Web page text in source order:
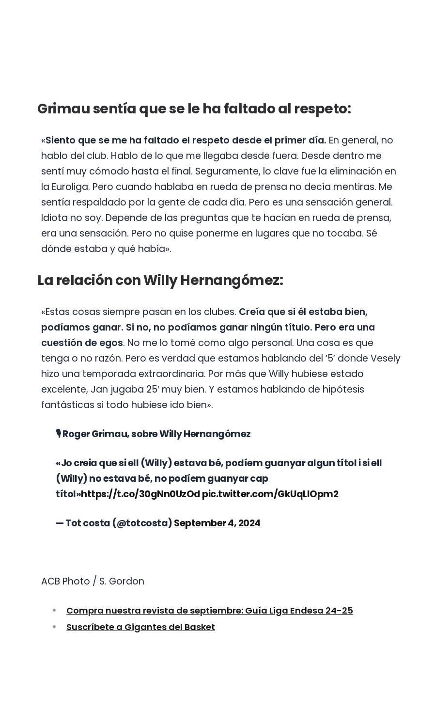
Grimau sentía que se le ha faltado al respeto:
«Siento que se me ha faltado el respeto desde el primer día. En general, no
hablo del club. Hablo de lo que me llegaba desde fuera. Desde dentro me
sentí muy cómodo hasta el final. Seguramente, lo clave fue la eliminación en
la Euroliga. Pero cuando hablaba en rueda de prensa no decía mentiras. Me
sentía respaldado por la gente de cada día. Pero es una sensación general.
Idiota no soy. Depende de las preguntas que te hacían en rueda de prensa,
era una sensación. Pero no quise ponerme en lugares que no tocaba. Sé
dónde estaba y qué había».
La relación con Willy Hernangómez:
«Estas cosas siempre pasan en los clubes. Creía que si él estaba bien,
podíamos ganar. Si no, no podíamos ganar ningún título. Pero era una
cuestión de egos. No me lo tomé como algo personal. Una cosa es que
tenga o no razón. Pero es verdad que estamos hablando del ‘5’ donde Vesely
hizo una temporada extraordinaria. Por más que Willy hubiese estado
excelente, Jan jugaba 25′ muy bien. Y estamos hablando de hipótesis
fantásticas si todo hubiese ido bien».
🎙️ Roger Grimau, sobre Willy Hernangómez
«Jo creia que si ell (Willy) estava bé, podíem guanyar algun títol i si ell
(Willy) no estava bé, no podíem guanyar cap
títol»https://t.co/30gNn0UzOdpic.twitter.com/GkUqLIOpm2
— Tot costa (@totcosta)September 4, 2024
ACB Photo / S. Gordon
Compra nuestra revista de septiembre: Guía Liga Endesa 24-25
Suscríbete a Gigantes del Basket